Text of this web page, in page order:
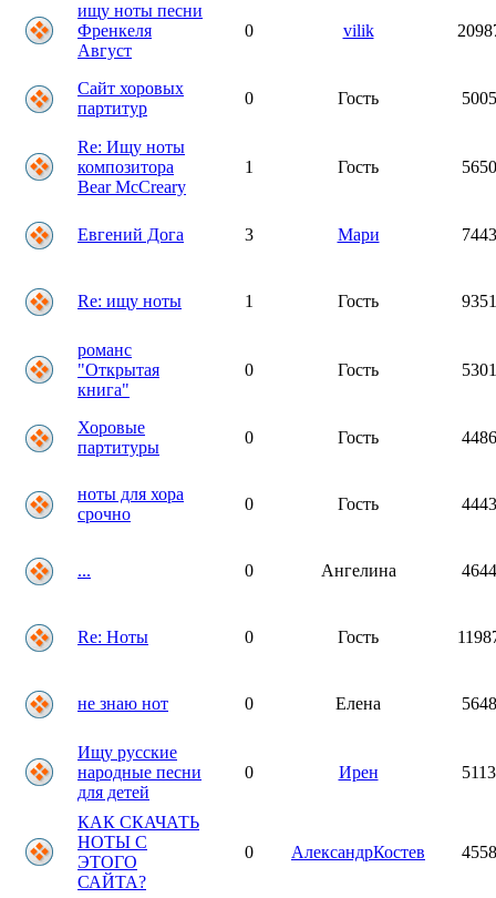
ищу ноты песни
Френкеля
Август
0 vilik
Сайт хоровых
партитур
0 Гость
Re: Ищу ноты
композитора
Bear McCreary
1 Гость
Евгений Дога 3 Мари
Re: ищу ноты 1 Гость
романс
"Открытая
книга"
0 Гость
Хоровые
партитуры
0 Гость
ноты для хора
срочно
0 Гость
... 0 Ангелина
Re: Ноты 0 Гость
не знаю нот 0 Елена
Ищу русские
народные песни
для детей
0 Ирен
КАК СКАЧАТЬ
НОТЫ С
ЭТОГО
САЙТА?
0 АлександрКостев